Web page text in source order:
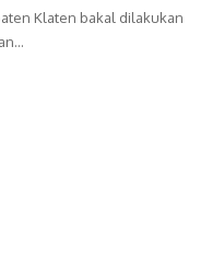
Klaten bakal dilakukan